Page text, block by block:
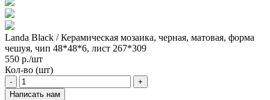
Landa Black / Керамическая мозаика, черная, матовая, форма
чешуя, чип 48*48*6, лист 267*309
550 р./шт
Кол-во (шт)
-
+
Написать нам